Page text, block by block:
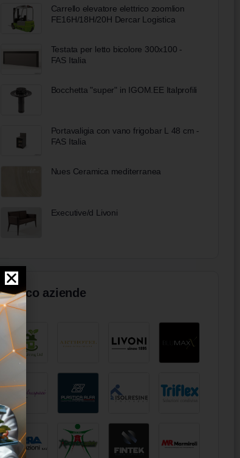
Carrello elevatore elettrico zoomlion
FE16H/18H/20H Dercar Logistica
Testata per letto bicolore 300x100 -
FAS Italia
Bocchetta "super" in IGOM.EE Italprofili
Portavaligia con vano frigobar L 48 cm -
FAS Italia
Nues Ceramica mediterranea
Executive/d Livoni
Elenco aziende